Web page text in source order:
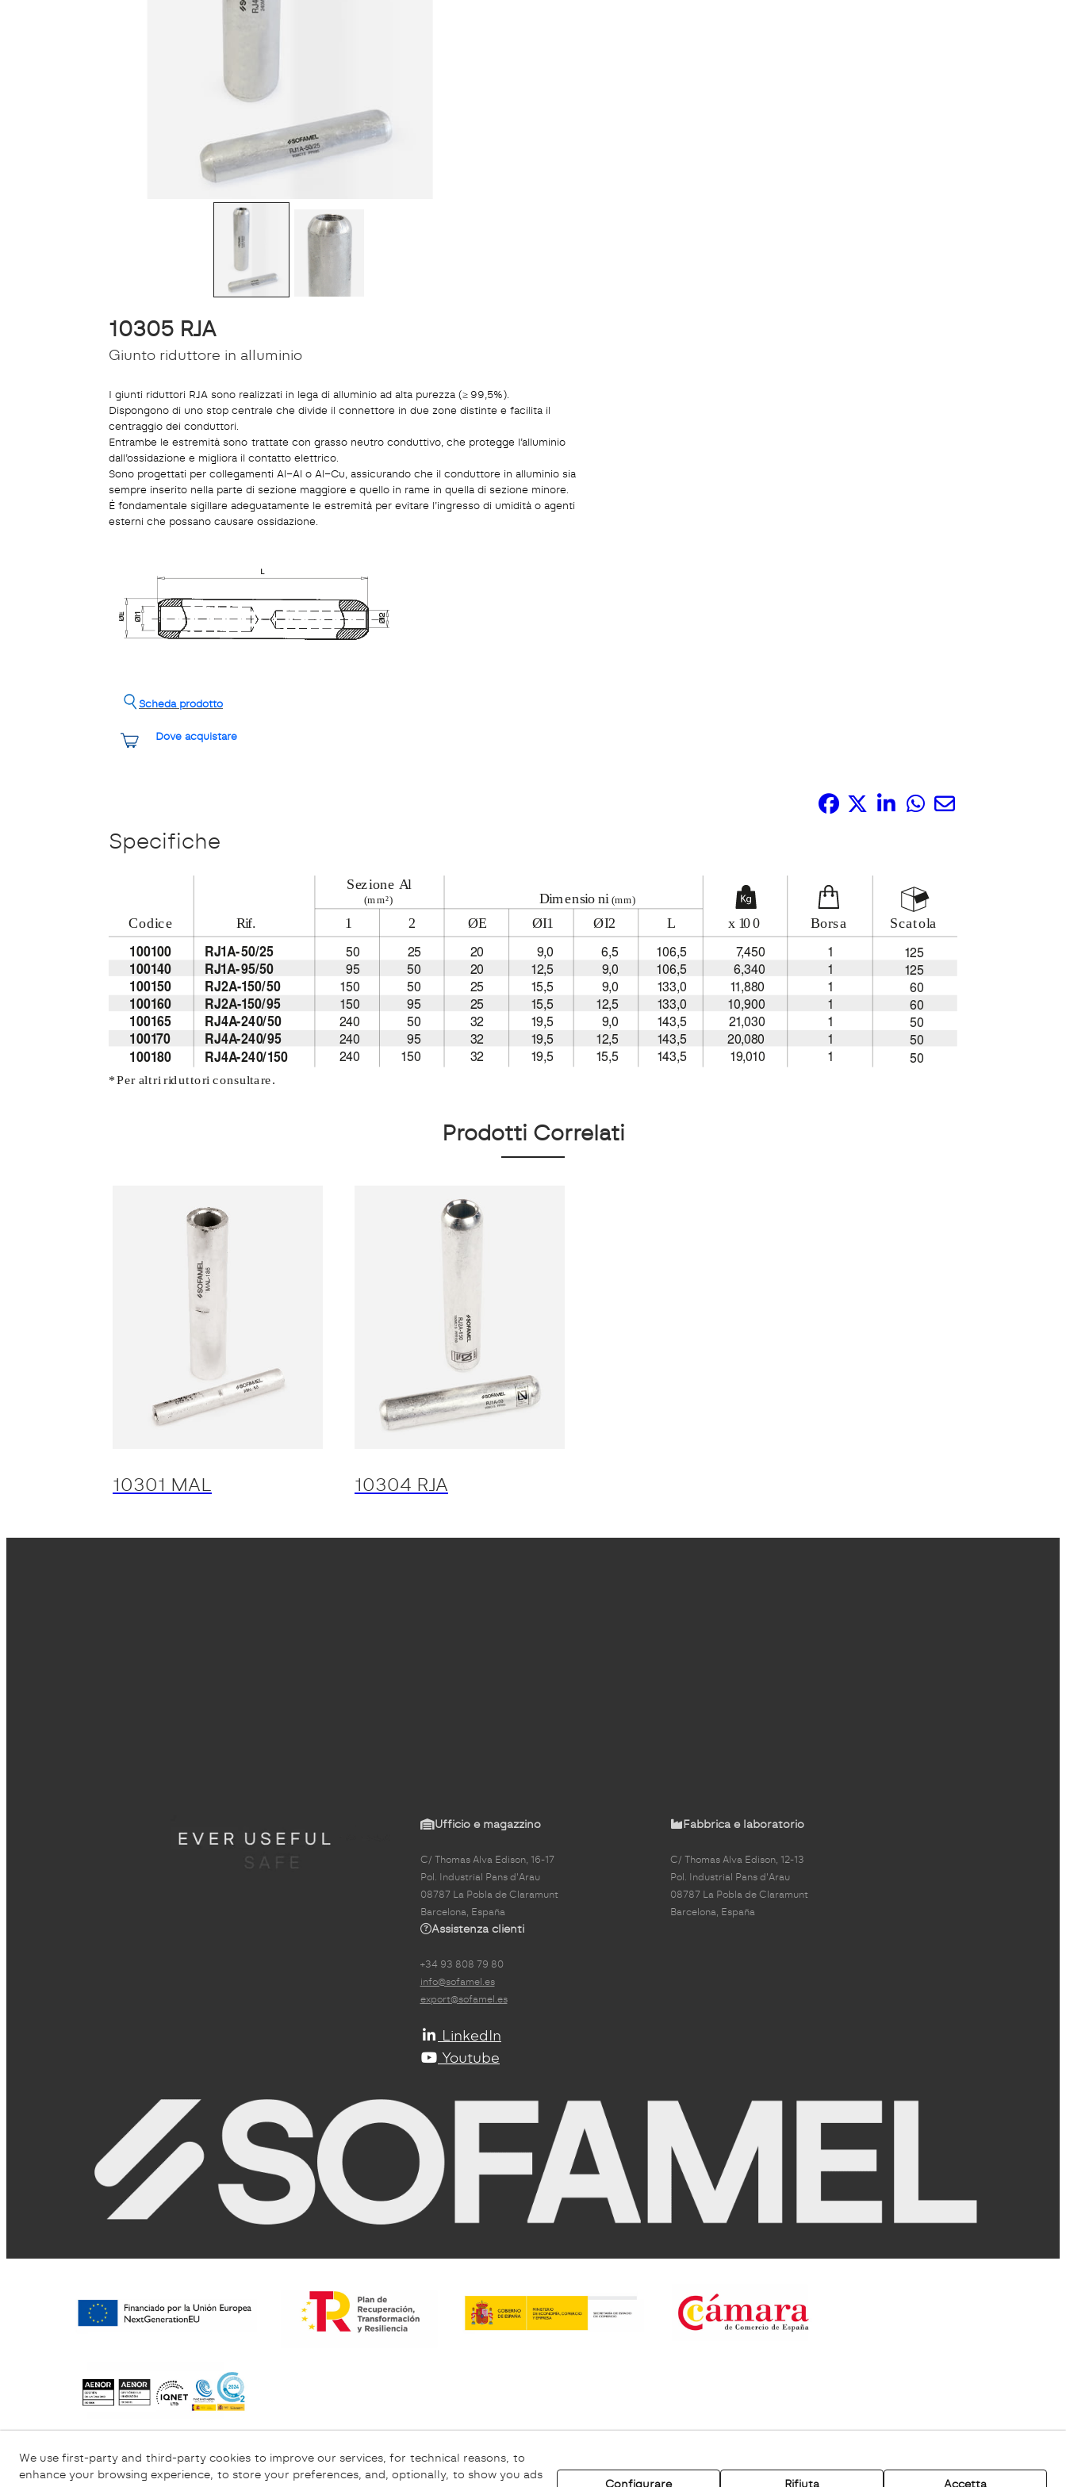
10305 RJA
Giunto riduttore in alluminio
I giunti riduttori RJA sono realizzati in lega di alluminio ad alta purezza (≥ 99,5%).
Dispongono di uno stop centrale che divide il connettore in due zone distinte e facilita il
centraggio dei conduttori.
Entrambe le estremità sono trattate con grasso neutro conduttivo, che protegge l’alluminio
dall’ossidazione e migliora il contatto elettrico.
Sono progettati per collegamenti Al–Al o Al–Cu, assicurando che il conduttore in alluminio sia
sempre inserito nella parte di sezione maggiore e quello in rame in quella di sezione minore.
È fondamentale sigillare adeguatamente le estremità per evitare l’ingresso di umidità o agenti
esterni che possano causare ossidazione.
Dove acquistare
Scheda prodotto
Specifiche
Prodotti Correlati
10301 MAL 10304 RJA
Ufficio e magazzino
C/ Thomas Alva Edison, 16-17
Pol. Industrial Pans d'Arau
08787 La Pobla de Claramunt
Barcelona, España
Fabbrica e laboratorio
C/ Thomas Alva Edison, 12-13
Pol. Industrial Pans d'Arau
08787 La Pobla de Claramunt
Barcelona, España
Assistenza clienti
+34 93 808 79 80
info@sofamel.es
export@sofamel.es
LinkedIn
Youtube
Informativa sulla Privacy Informativa sui Cookie Avviso Legale Canale Etico
We use first-party and third-party cookies to improve our services, for technical reasons, to
enhance your browsing experience, to store your preferences, and, optionally, to show you ads
Configurare Rifiuta Accetta